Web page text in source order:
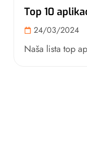
Top 10
24/03/2024
Naša lista top